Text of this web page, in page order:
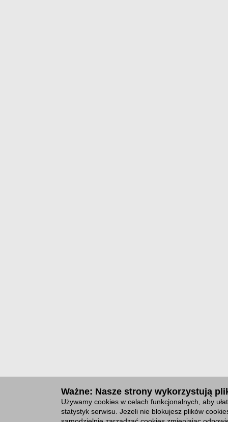
Ważne: Nasze strony wykorzystują
Używamy cookies w celach funkcjonalnych, aby
statystyk serwisu. Jeżeli nie blokujesz plików